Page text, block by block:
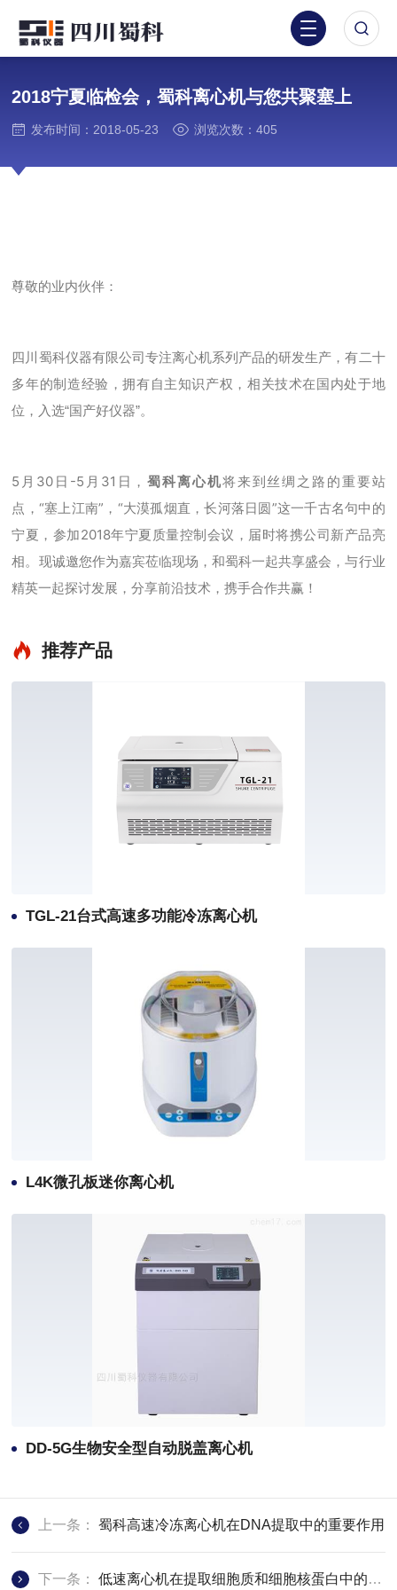
2018宁夏临检会，蜀科离心机与您共聚塞上
发布时间：2018-05-23 浏览次数：405
尊敬的业内伙伴：
四川蜀科仪器有限公司专注离心机系列产品的研发生产，有二十
多年的制造经验，拥有自主知识产权，相关技术在国内处于地
位，入选“国产好仪器”。
5月30日-5月31日，蜀科离心机将来到丝绸之路的重要站
点，“塞上江南”， “大漠孤烟直，长河落日圆”这一千古名句中 的
宁夏，参加2018年宁夏质量控制会议，届时将携公司新产品亮
相。现诚邀您作为嘉宾莅临现场，和蜀科一起共享盛会，与行业
精英一起探讨发展，分享前沿技术，携手合作共赢！
推荐产品
TGL-21台式高速多功能冷冻离心机
L4K微孔板迷你离心机
DD-5G生物安全型自动脱盖离心机
上一条：蜀科高速冷冻离心机在DNA提取中的重要作用
下一条：低速离心机在提取细胞质和细胞核蛋白中的应用